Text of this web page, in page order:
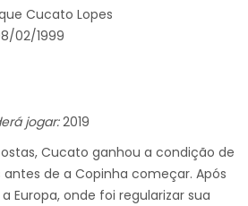
Cucato Lopes
02/1999
jogar:2019
Cucato ganhou a condição de
antes de a Copinha começar. Após
Europa, onde foi regularizar sua